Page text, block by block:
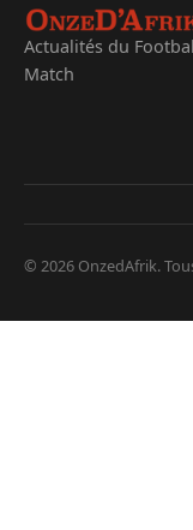
Actualités du
Match
© 2026 OnzedAfrik.